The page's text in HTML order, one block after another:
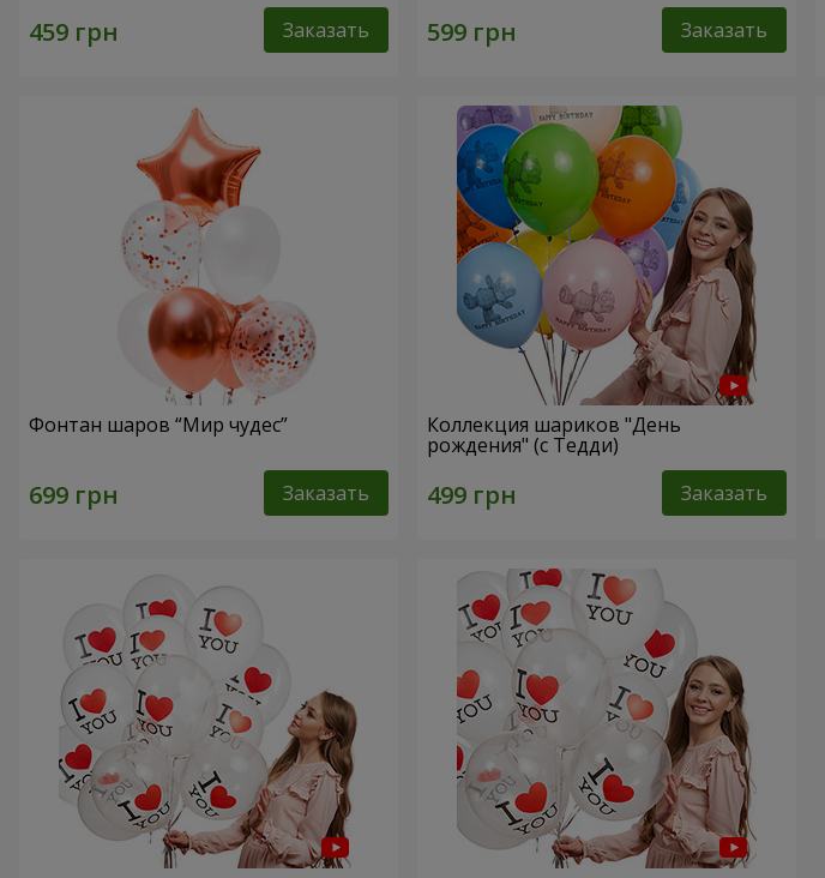
Заказать
Заказать
Фонтан шаров “Мир чудес”
Заказать
Коллекция шариков "День
рождения" (с Тедди)
Заказать